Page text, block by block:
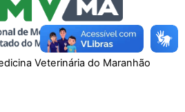
Veterinária do Maranhão